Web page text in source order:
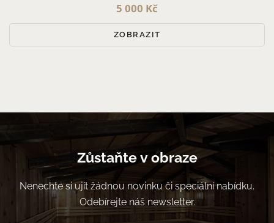
5 000 Kč
ZOBRAZIT
Zůstaňte v obraze
Nenechte si ujít žádnou novinku či speciální nabídku.
Odebírejte náš newsletter.